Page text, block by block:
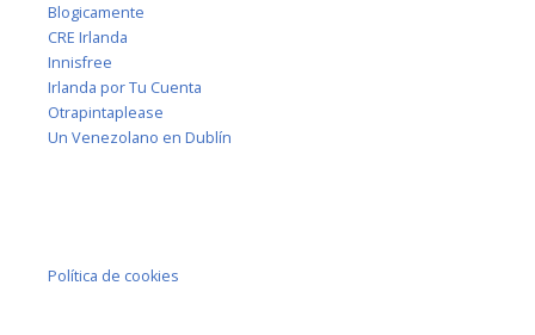
Blogicamente
CRE Irlanda
Innisfree
Irlanda por Tu Cuenta
Otrapintaplease
Un Venezolano en Dublín
Política de cookies